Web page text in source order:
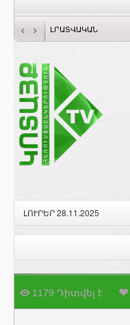
‹ › ԼՐԱՏՎԱԿԱՆ
ԼՈՒՐԵՐ 28.11.2025
1179 Դիտվել է